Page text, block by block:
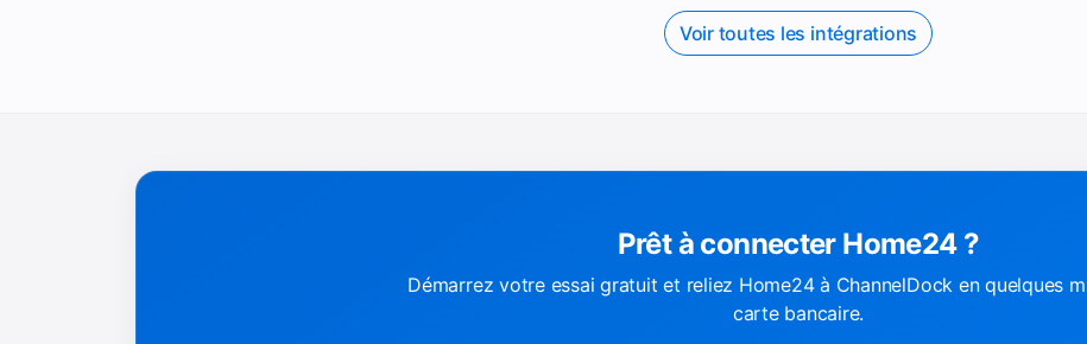
Voir toutes les intégrations
Prêt à connecter Home24 ?
Démarrez votre essai gratuit et reliez Home24 à ChannelDock en quelques
carte bancaire.